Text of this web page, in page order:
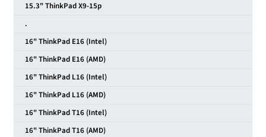
15.3" ThinkPad X9-15p
.
16" ThinkPad E16 (Intel)
16" ThinkPad E16 (AMD)
16" ThinkPad L16 (Intel)
16" ThinkPad L16 (AMD)
16" ThinkPad T16 (Intel)
16" ThinkPad T16 (AMD)